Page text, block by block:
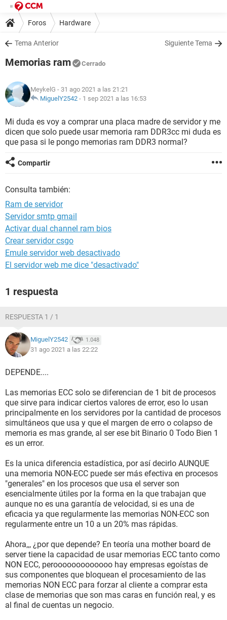
Foros Hardware
Tema Anterior Siguiente Tema
Memorias ram Cerrado
MeykelG - 31 ago 2021 a las 21:21
MiguelY2542 - 1 sep 2021 a las 16:53
Mi duda es voy a comprar una placa madre de servidor y me
dicen que solo puede usar memoria ram DDR3cc mi duda es
que pasa si le pongo memorias ram DDR3 normal?
Compartir
Consulta también:
Ram de servidor
Servidor smtp gmail
Activar dual channel ram bios
Crear servidor csgo
Emule servidor web desactivado
El servidor web me dice "desactivado"
1 respuesta
RESPUESTA 1 / 1
MiguelY2542 1.048
31 ago 2021 a las 22:22
DEPENDE....
Las memorias ECC solo se diferencian de 1 bit de procesos
que sirve para indicar ciertos valores de error, eso lo usan
principalmente en los servidores por la cantidad de procesos
simultáneos que usa y que el margen de erro o colapso de
memoria es mas grande, al ser ese bit Binario 0 Todo Bien 1
es un error.
Es la unica diferencia estadística, por así decirlo AUNQUE
una memoria NON-ECC puede ser más efectiva en procesos
"generales" en los procesos que usa el server son
esencialmente útiles por la forma en la que trabajan que
aunque no es una garantía de velocidad, si es una de
eficacia ya que regularmente las memorias NON-ECC son
regularmente entre un 10 a un 20% mas rápidas.
Ahora,,, ¿por que depende? En teoría una mother board de
server tiene la capacidad de usar memorias ECC tanto como
NON ECC, perooooooooooooo hay empresas egoístas de
sus componentes que bloquean el procesamiento de las
memorias NON ECC para forzar al cliente a comprar esta
clase de memorias que son mas caras en función real, y es
al final de cuentas un negocio.